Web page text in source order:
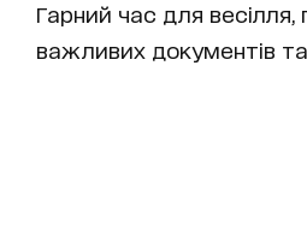
Гарний час для весілля,
важливих документів та